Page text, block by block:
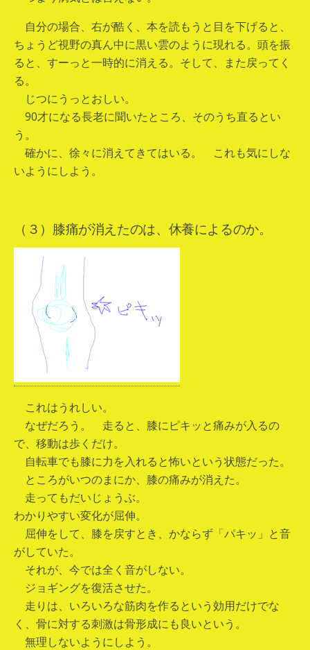
自分の場合、右が酷く、本を読もうと目を下げると、
ちょうど視野の真ん中に黒い雲のように現れる。頭を振
ると、すーっと一時的に消える。そして、また戻ってく
る。
じつにうっとおしい。
90才になる長老に聞いたところ、そのうち直るとい
う。
確かに、徐々に消えてきてはいる。 これも気にしな
いようにしよう。
（３）膝痛が消えたのは、休養によるのか。
これはうれしい。
なぜだろう。 走ると、膝にピキッと痛みが入るの
で、移動は歩くだけ。
自転車でも膝に力を入れると怖いという状態だった。
ところがいつのまにか、膝の痛みが消えた。
走ってもだいじょうぶ。
わかりやすい変化が屈伸。
屈伸をして、膝を戻すとき、かならず「パキッ」と音
がしていた。
それが、今では全く音がしない。
ジョギングを復活させた。
走りは、いろいろな筋肉を作るという効用だけでな
く、骨に対する刺激は骨形成にも良いという。
無理しないようにしよう。